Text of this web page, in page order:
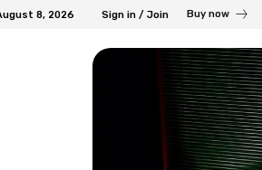
8, 2026 Sign in / Join Buy now